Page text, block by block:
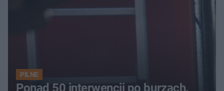
PILNE
Ponad 50 interwencji po burzach.